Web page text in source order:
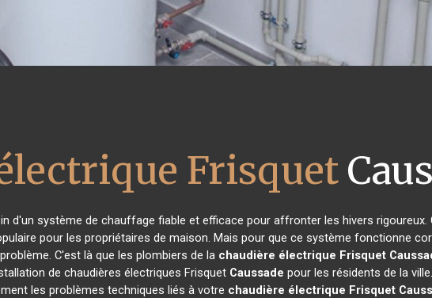
Frisquet
d'un système de chauffage fiable et efficace pour affronter les hivers rigoureux.
pour les propriétaires de maison. Mais pour que ce système fonctionne
C'est là que les plombiers de la chaudière électrique Frisquet
de chaudières électriques Frisquet Caussade pour les résidents de la
les problèmes techniques liés à votre chaudière électrique Frisquet